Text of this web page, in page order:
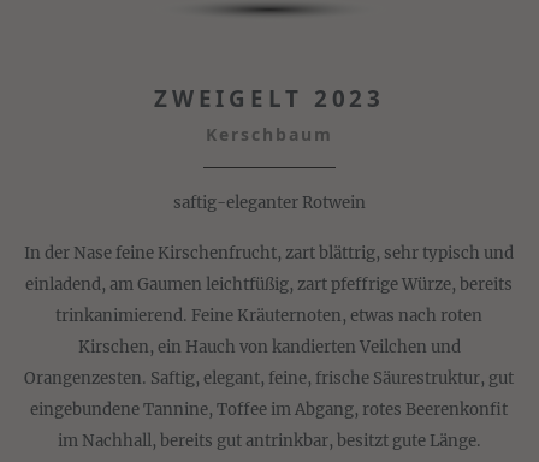
ZWEIGELT 2023
Kerschbaum
saftig-eleganter Rotwein
In der Nase feine Kirschenfrucht, zart blättrig, sehr typisch und
einladend, am Gaumen leichtfüßig, zart pfeffrige Würze, bereits
trinkanimierend. Feine Kräuternoten, etwas nach roten
Kirschen, ein Hauch von kandierten Veilchen und
Orangenzesten. Saftig, elegant, feine, frische Säurestruktur, gut
eingebundene Tannine, Toffee im Abgang, rotes Beerenkonfit
im Nachhall, bereits gut antrinkbar, besitzt gute Länge.